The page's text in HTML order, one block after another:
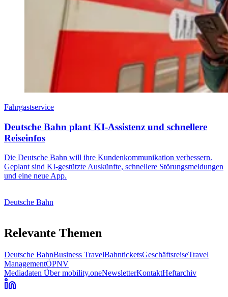
Fahrgastservice
Deutsche Bahn plant KI-Assistenz und schnellere
Reiseinfos
Die Deutsche Bahn will ihre Kundenkommunikation verbessern.
Geplant sind KI-gestützte Auskünfte, schnellere Störungsmeldungen
und eine neue App.
Deutsche Bahn
Relevante Themen
Deutsche BahnBusiness TravelBahnticketsGeschäftsreiseTravel
ManagementÖPNV
Mediadaten Über mobility.oneNewsletterKontaktHeftarchiv